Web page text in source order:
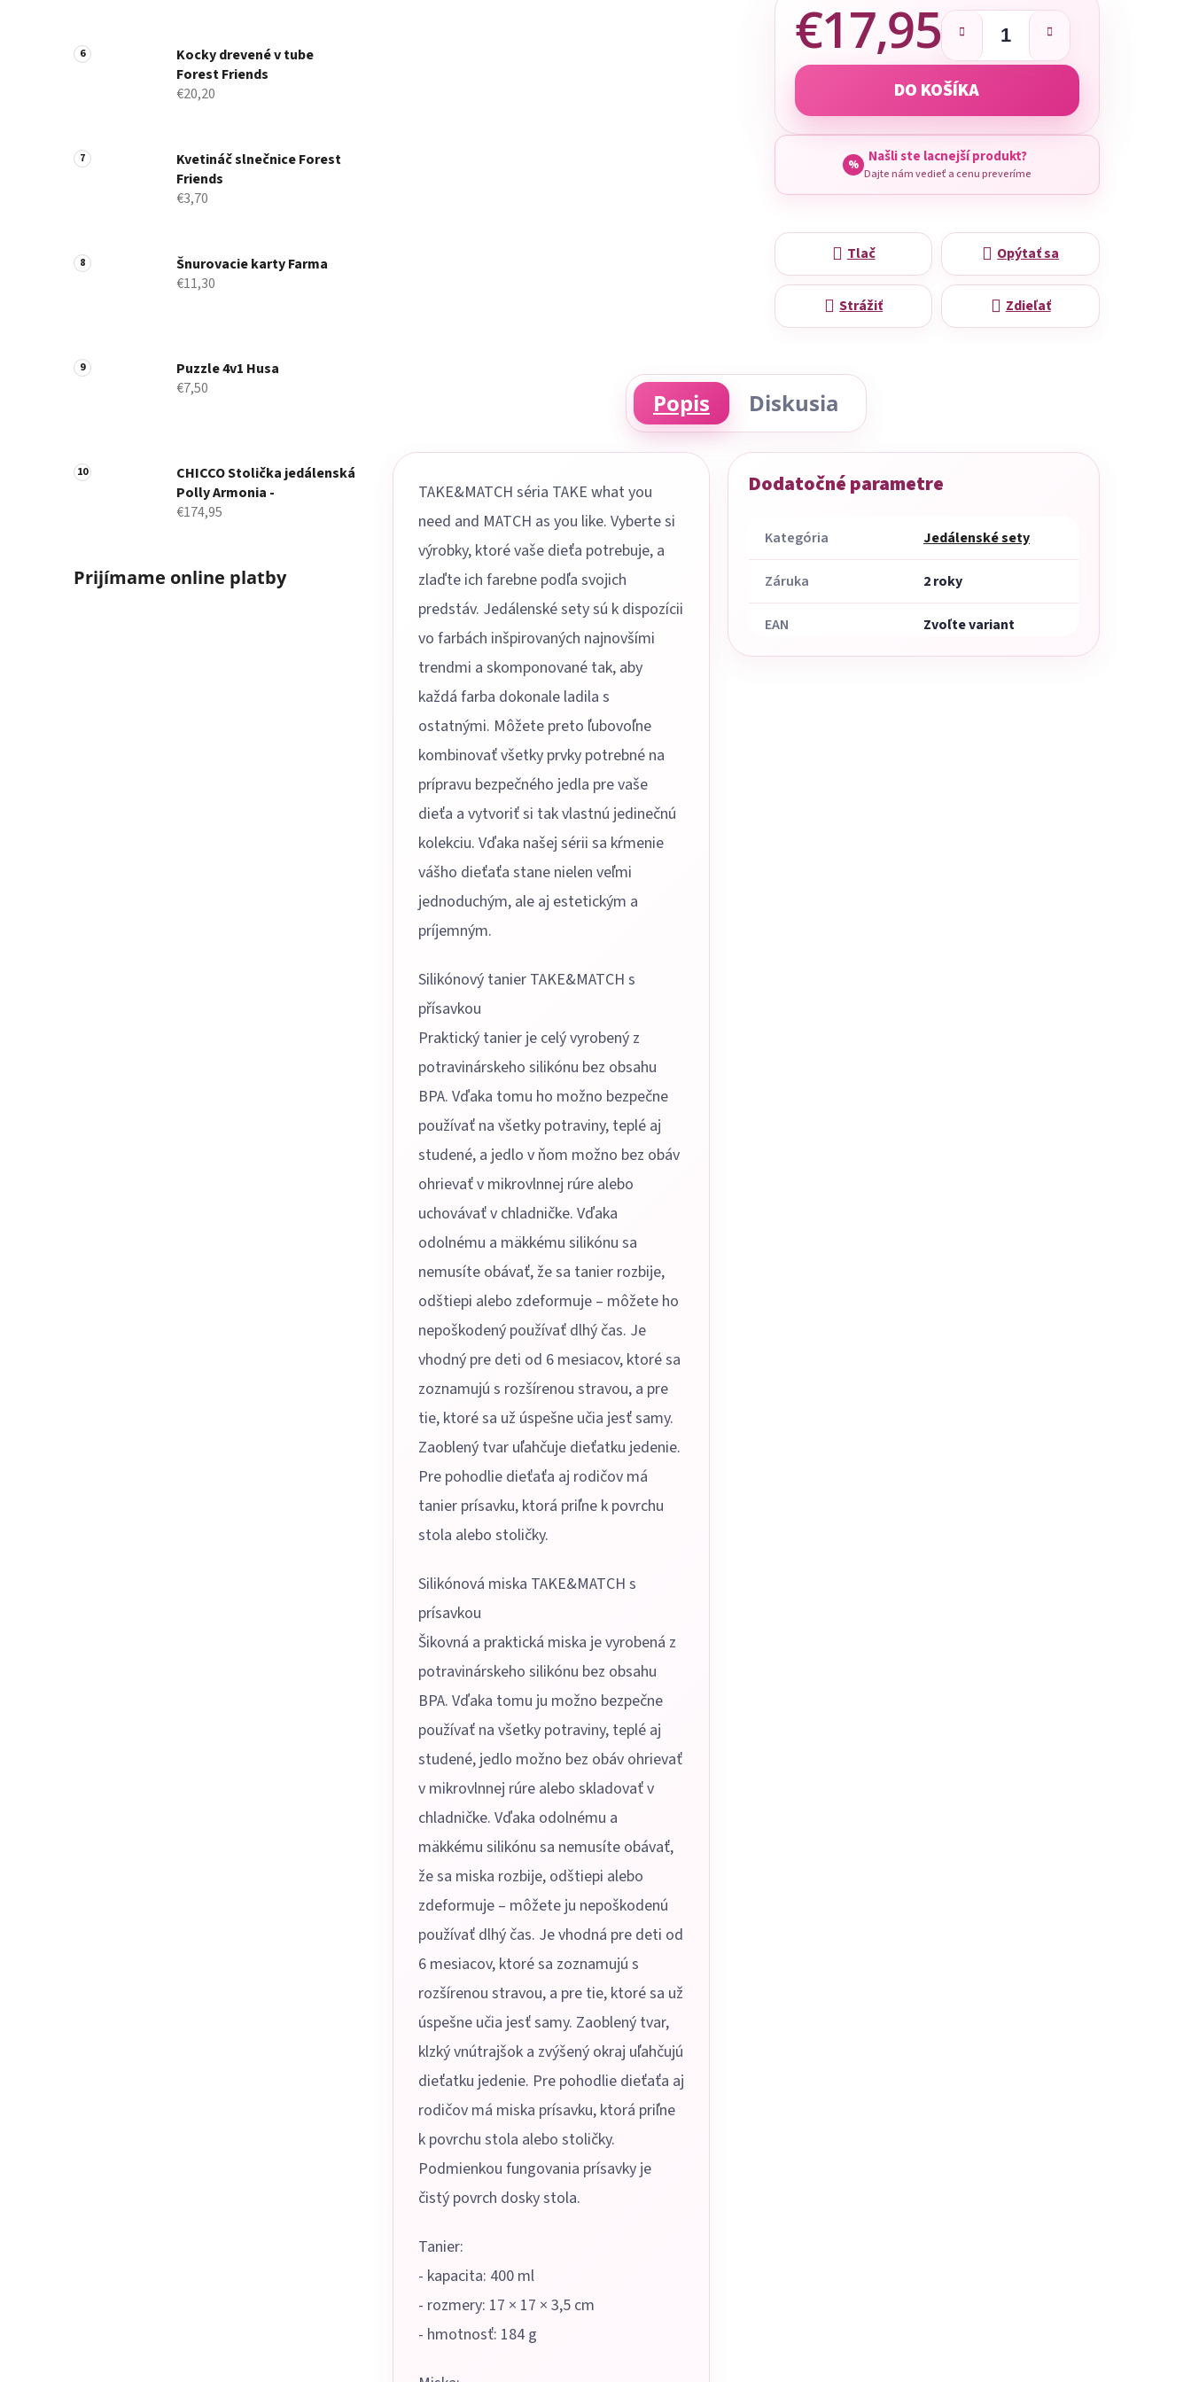
Kocky drevené v tube
Forest Friends
€20,20
Kvetináč slnečnice Forest
Friends
€3,70
Šnurovacie karty Farma
€11,30
Puzzle 4v1 Husa
€7,50
CHICCO Stolička jedálenská
Polly Armonia -
€174,95
Prijímame online platby
€17,95
Jednotková cena:
DO KOŠÍKA
% Našli ste lacnejší produkt?
Dajte nám vedieť a cenu preveríme
Tlač Opýtať sa
Strážiť Zdieľať
Popis Diskusia
TAKE&MATCH séria TAKE what you
need and MATCH as you like. Vyberte si
výrobky, ktoré vaše dieťa potrebuje, a
zlaďte ich farebne podľa svojich
predstáv. Jedálenské sety sú k dispozícii
vo farbách inšpirovaných najnovšími
trendmi a skomponované tak, aby
každá farba dokonale ladila s
ostatnými. Môžete preto ľubovoľne
kombinovať všetky prvky potrebné na
prípravu bezpečného jedla pre vaše
dieťa a vytvoriť si tak vlastnú jedinečnú
kolekciu. Vďaka našej sérii sa kŕmenie
vášho dieťaťa stane nielen veľmi
jednoduchým, ale aj estetickým a
príjemným.
Silikónový tanier TAKE&MATCH s
přísavkou
Praktický tanier je celý vyrobený z
potravinárskeho silikónu bez obsahu
BPA. Vďaka tomu ho možno bezpečne
používať na všetky potraviny, teplé aj
studené, a jedlo v ňom možno bez obáv
ohrievať v mikrovlnnej rúre alebo
uchovávať v chladničke. Vďaka
odolnému a mäkkému silikónu sa
nemusíte obávať, že sa tanier rozbije,
odštiepi alebo zdeformuje – môžete ho
nepoškodený používať dlhý čas. Je
vhodný pre deti od 6 mesiacov, ktoré sa
zoznamujú s rozšírenou stravou, a pre
tie, ktoré sa už úspešne učia jesť samy.
Zaoblený tvar uľahčuje dieťatku jedenie.
Pre pohodlie dieťaťa aj rodičov má
tanier prísavku, ktorá priľne k povrchu
stola alebo stoličky.
Silikónová miska TAKE&MATCH s
prísavkou
Šikovná a praktická miska je vyrobená z
potravinárskeho silikónu bez obsahu
BPA. Vďaka tomu ju možno bezpečne
používať na všetky potraviny, teplé aj
studené, jedlo možno bez obáv ohrievať
v mikrovlnnej rúre alebo skladovať v
chladničke. Vďaka odolnému a
mäkkému silikónu sa nemusíte obávať,
že sa miska rozbije, odštiepi alebo
zdeformuje – môžete ju nepoškodenú
používať dlhý čas. Je vhodná pre deti od
6 mesiacov, ktoré sa zoznamujú s
rozšírenou stravou, a pre tie, ktoré sa už
úspešne učia jesť samy. Zaoblený tvar,
klzký vnútrajšok a zvýšený okraj uľahčujú
dieťatku jedenie. Pre pohodlie dieťaťa aj
rodičov má miska prísavku, ktorá priľne
k povrchu stola alebo stoličky.
Podmienkou fungovania prísavky je
čistý povrch dosky stola.
Tanier:
- kapacita: 400 ml
- rozmery: 17 × 17 × 3,5 cm
- hmotnosť: 184 g
Dodatočné parametre
Kategória Jedálenské sety
Záruka 2 roky
EAN Zvoľte variant